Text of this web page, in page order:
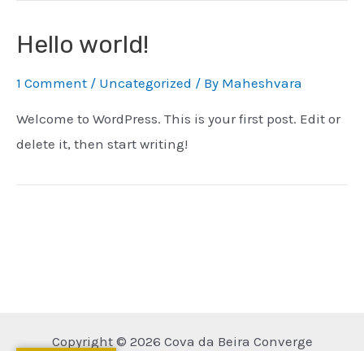
Hello world!
1 Comment / Uncategorized / By Maheshvara
Welcome to WordPress. This is your first post. Edit or
delete it, then start writing!
Copyright © 2026 Cova da Beira Converge